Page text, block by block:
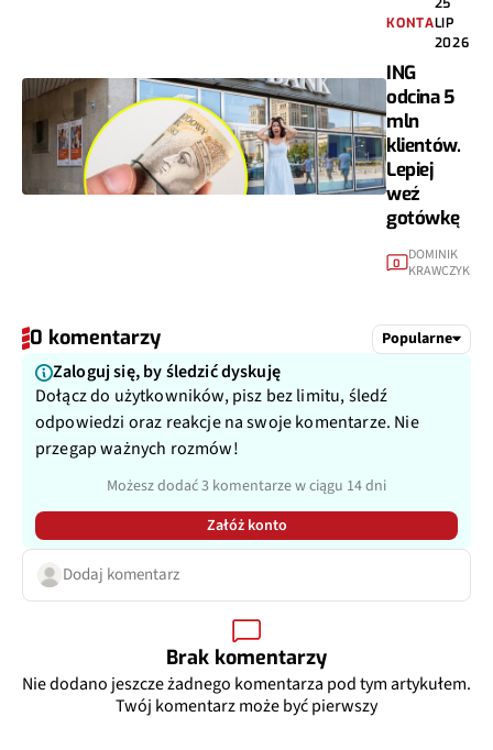
KONTA
25
LIP
2026
ING
odcina 5
mln
klientów.
Lepiej
weź
gotówkę
0
DOMINIK
KRAWCZYK
0 komentarzy Popularne
Zaloguj się, by śledzić dyskuję
Dołącz do użytkowników, pisz bez limitu, śledź
odpowiedzi oraz reakcje na swoje komentarze. Nie
przegap ważnych rozmów!
Możesz dodać 3 komentarze w ciągu 14 dni
Załóż konto
Dodaj komentarz
Brak komentarzy
Nie dodano jeszcze żadnego komentarza pod tym artykułem.
Twój komentarz może być pierwszy